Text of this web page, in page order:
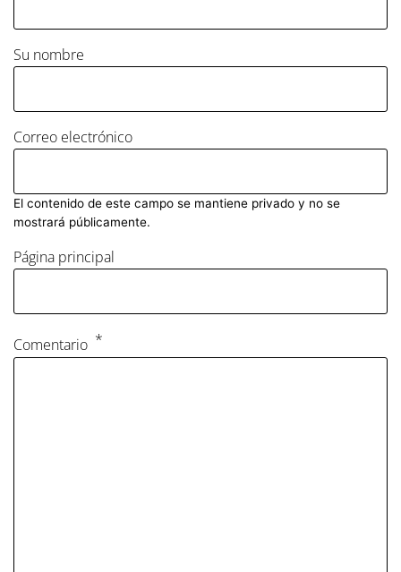
Su nombre
Correo electrónico
El contenido de este campo se mantiene privado y no se
mostrará públicamente.
Página principal
Comentario